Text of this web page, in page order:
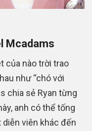
Mcadams
của nào trời trao
như “chó với
chia sẻ Ryan từng
anh có thể tống
viên khác đến